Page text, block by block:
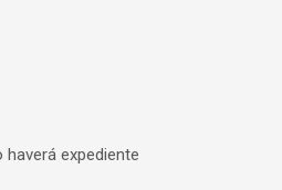
haverá expediente